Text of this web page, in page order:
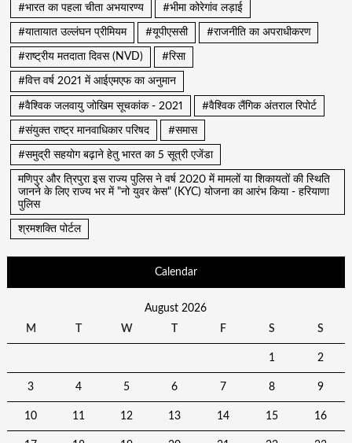
#भारत का पहला चीता अभयारण्य #भीमा कोरेगांव लड़ाई
#यातायात उल्लंघन प्रीमियम #यूपीएससी #राजनीति का अपराधीकरण
#राष्ट्रीय मतदाता दिवस (NVD) #रिसा
#वित्त वर्ष 2021 में आईएमएफ का अनुमान
#वैश्विक जलवायु जोखिम सूचकांक - 2021 #वैश्विक लैंगिक अंतराल रिपोर्ट
#संयुक्त राष्ट्र मानवाधिकार परिषद #समास
#समुद्री सहयोग बढ़ाने हेतु भारत का 5 सूत्री एजेंडा
मणिपुर और त्रिपुरा इस राज्य पुलिस ने वर्ष 2020 में मामलों या शिकायतों की स्थिति
जानने के लिए राज्य भर में "नो युवर केस" (KYC) योजना का आरंभ किया - हरियाणा
पुलिस
श्रमशक्ति पोर्टल
Calendar
August 2026
M
T W T F S S
1 2
3 4 5 6 7 8 9
10 11 12 13 14 15 16